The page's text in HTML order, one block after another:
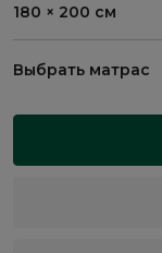
180 × 200 см
Выбрать матрас